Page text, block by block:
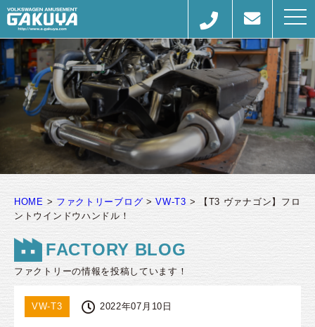
HOME > ファクトリーブログ >VW-T3 >
【T3 ヴァナゴン】フロ
ントウインドウハンドル！
FACTORY BLOG
ファクトリーの情報を投稿しています！
VW-T3 2022年07月10日